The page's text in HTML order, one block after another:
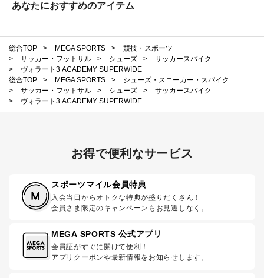
あなたにおすすめのアイテム
総合TOP > MEGA SPORTS >
競技・スポーツ
>
サッカー・フットサル > シューズ >
サッカースパイク
>
ヴォラート3 ACADEMY SUPERWIDE
総合TOP
> MEGA SPORTS >
シューズ・スニーカー・スパイク
>
サッカー・フットサル > シューズ >
サッカースパイク
>
ヴォラート3 ACADEMY SUPERWIDE
お得で便利なサービス
スポーツマイル会員特典
入会当日からオトクな特典が盛りだくさん！
会員さま限定のキャンペーンもお見逃しなく。
MEGA SPORTS 公式アプリ
会員証がすぐに開けて便利！
アプリクーポンや最新情報をお知らせします。